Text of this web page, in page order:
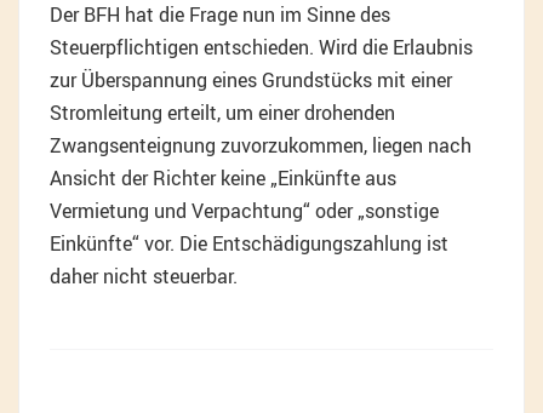
Der BFH hat die Frage nun im Sinne des
Steuerpflichtigen entschieden. Wird die Erlaubnis
zur Überspannung eines Grundstücks mit einer
Stromleitung erteilt, um einer drohenden
Zwangsenteignung zuvorzukommen, liegen nach
Ansicht der Richter keine „Einkünfte aus
Vermietung und Verpachtung“ oder „sonstige
Einkünfte“ vor. Die Entschädigungszahlung ist
daher nicht steuerbar.